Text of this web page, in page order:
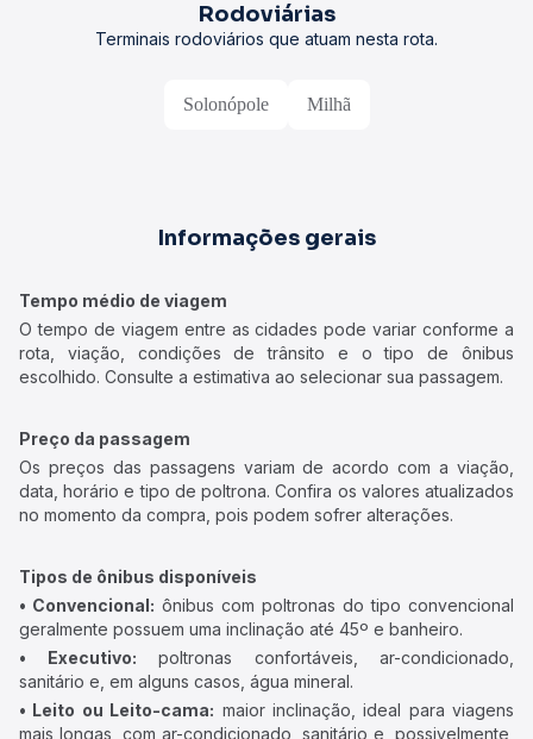
Rodoviárias
Terminais rodoviários que atuam nesta rota.
Solonópole Milhã
Informações gerais
Tempo médio de viagem
O tempo de viagem entre as cidades pode variar conforme a
rota, viação, condições de trânsito e o tipo de ônibus
escolhido. Consulte a estimativa ao selecionar sua passagem.
Preço da passagem
Os preços das passagens variam de acordo com a viação,
data, horário e tipo de poltrona. Confira os valores atualizados
no momento da compra, pois podem sofrer alterações.
Tipos de ônibus disponíveis
• Convencional: ônibus com poltronas do tipo convencional
geralmente possuem uma inclinação até 45º e banheiro.
• Executivo: poltronas confortáveis, ar-condicionado,
sanitário e, em alguns casos, água mineral.
• Leito ou Leito-cama: maior inclinação, ideal para viagens
mais longas, com ar-condicionado, sanitário e, possivelmente,